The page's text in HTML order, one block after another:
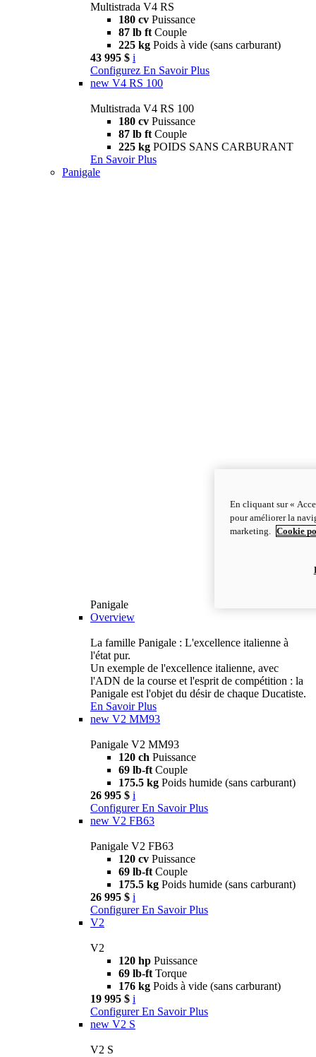
Multistrada V4 RS
180 cv Puissance
87 lb ft Couple
225 kg Poids à vide (sans carburant)
43 995 $ i
Configurez En Savoir Plus
new V4 RS 100
Multistrada V4 RS 100
180 cv Puissance
87 lb ft Couple
225 kg POIDS SANS CARBURANT
En Savoir Plus
Panigale
Panigale
Overview
La famille Panigale : L'excellence italienne à
l'état pur.
Un exemple de l'excellence italienne, avec
l'ADN de la course et l'esprit de compétition : la
Panigale est l'objet du désir de chaque Ducatiste.
En Savoir Plus
new V2 MM93
Panigale V2 MM93
120 ch Puissance
69 lb-ft Couple
175.5 kg Poids humide (sans carburant)
26 995 $ i
Configurer En Savoir Plus
new V2 FB63
Panigale V2 FB63
120 cv Puissance
69 lb-ft Couple
175.5 kg Poids humide (sans carburant)
26 995 $ i
Configurer En Savoir Plus
V2
V2
120 hp Puissance
69 lb-ft Torque
176 kg Poids à vide (sans carburant)
19 995 $ i
Configurer En Savoir Plus
new V2 S
V2 S
En cliquant sur «
pour améliorer la
marketing.
Cookie